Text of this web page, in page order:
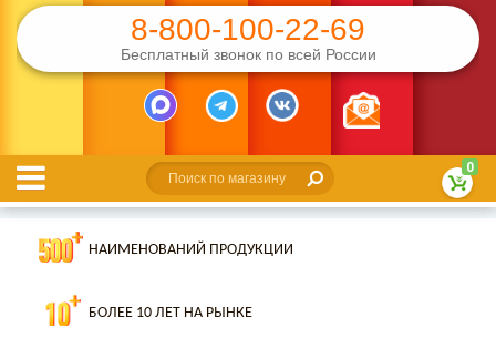
8-800-100-22-69
Бесплатный звонок по всей России
0
НАИМЕНОВАНИЙ ПРОДУКЦИИ
БОЛЕЕ 10 ЛЕТ НА РЫНКЕ